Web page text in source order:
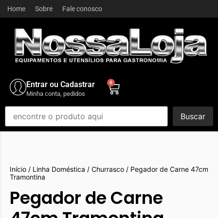
Home Sobre Fale conosco
Buscar
Entrar ou Cadastrar
Minha conta, pedidos
0
Início / Linha Doméstica / Churrasco / Pegador de Carne 47cm
Tramontina
Pegador de Carne